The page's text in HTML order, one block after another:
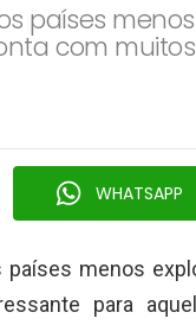
países
com
WHATSAPP
países menos
para